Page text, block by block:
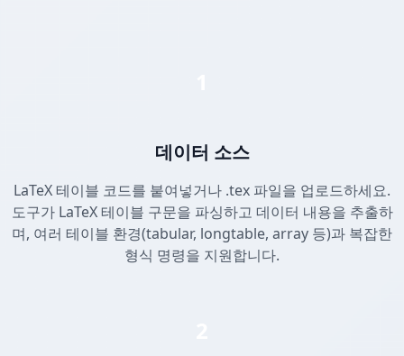
데이터 소스
LaTeX 테이블 코드를 붙여넣거나 .tex 파일을 업로드하세요.
도구가 LaTeX 테이블 구문을 파싱하고 데이터 내용을 추출하
며, 여러 테이블 환경(tabular, longtable, array 등)과 복잡한
형식 명령을 지원합니다.